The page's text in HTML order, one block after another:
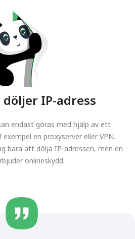
IP-adress
endast göras med hjälp av ett
en proxyserver eller VPN.
bara att dölja IP-adressen, men en
onlineskydd.